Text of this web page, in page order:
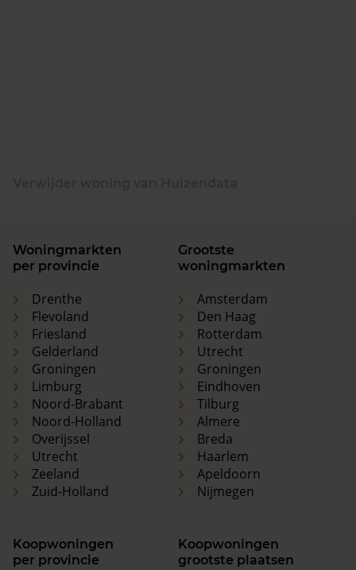
Woningmarkten
per provincie
Drenthe
Flevoland
Friesland
Gelderland
Groningen
Limburg
Noord-Brabant
Noord-Holland
Overijssel
Utrecht
Zeeland
Zuid-Holland
Grootste
woningmarkten
Amsterdam
Den Haag
Rotterdam
Utrecht
Groningen
Eindhoven
Tilburg
Almere
Breda
Haarlem
Apeldoorn
Nijmegen
Koopwoningen
per provincie
Koopwoningen
grootste plaatsen